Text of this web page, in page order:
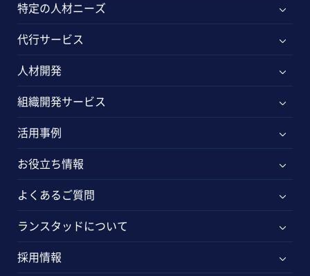
特定の人材ニーズ
代行サービス
人材開発
組織開発サービス
活用事例
お役立ち情報
よくあるご質問
ランスタッドについて
採用情報